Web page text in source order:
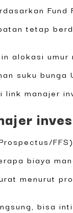
tetap
alokasi
suku
link manajer
biaya
menurut
bisa